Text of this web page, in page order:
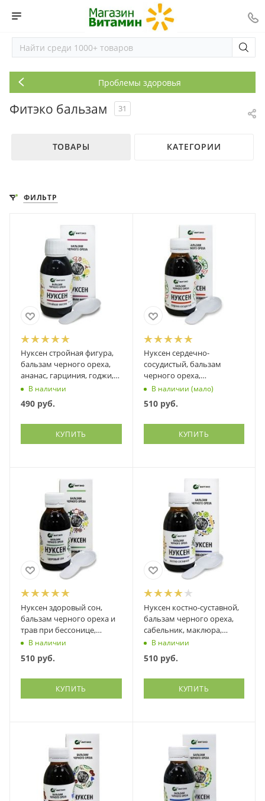
Проблемы здоровья
Фитэко бальзам 31
ТОВАРЫ КАТЕГОРИИ
ФИЛЬТР
Нуксен стройная фигура,
бальзам черного ореха,
ананас, гарциния, годжи,
хитоза и др., Фитэко, 100
В наличии
490 руб.
КУПИТЬ
Нуксен сердечно-
сосудистый, бальзам
черного ореха,
боярышника, шиповника
и др., Фитэко, 100 мл
В наличии (мало)
510руб.
КУПИТЬ
Нуксен здоровый сон,
бальзам черного ореха и
трав при бессонице,
неврозах, мигренях,
Фитэко, 100 мл
В наличии
510 руб.
КУПИТЬ
Нуксен костно-суставной,
бальзам черного ореха,
сабельник, маклюра,
мумие и др., Фитэко, 100
В наличии
510руб.
КУПИТЬ